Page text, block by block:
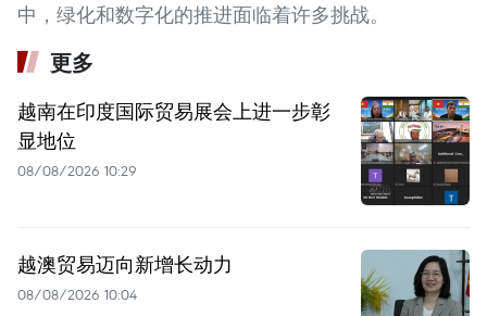
中，绿化和数字化的推进面临着许多挑战。
更多
越南在印度国际贸易展会上进一步彰
显地位
08/08/2026 10:29
越澳贸易迈向新增长动力
08/08/2026 10:04